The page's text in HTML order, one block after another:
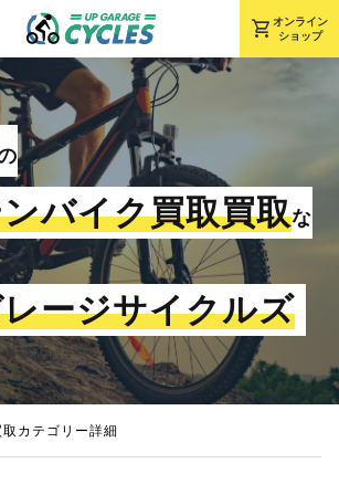
shopping_cart オンライン
ショップ
バイク買取買取な
ージサイクルズ
カテゴリー詳細